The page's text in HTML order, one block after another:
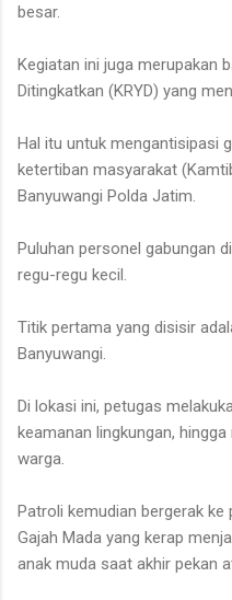
besar.
Kegiatan ini juga merupakan
Ditingkatkan (KRYD) yang
Hal itu untuk mengantisipasi
ketertiban masyarakat
Banyuwangi Polda Jatim.
Puluhan personel gabungan
regu-regu kecil.
Titik pertama yang disisir
Banyuwangi.
Di lokasi ini, petugas
keamanan lingkungan,
warga.
Patroli kemudian bergerak
Gajah Mada yang kerap
anak muda saat akhir pekan